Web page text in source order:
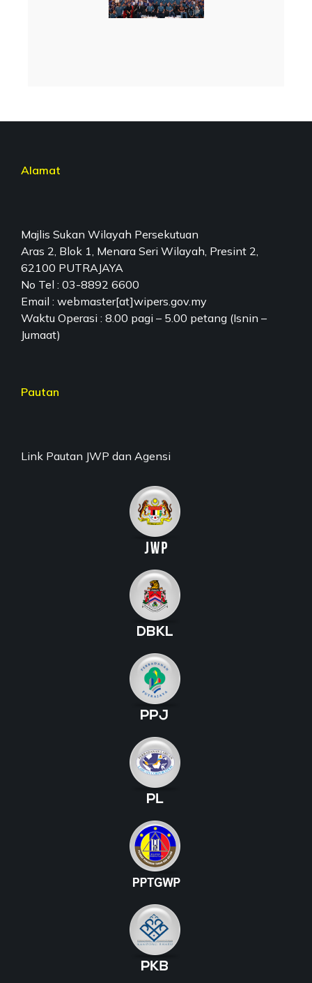
Alamat
Majlis Sukan Wilayah Persekutuan
Aras 2, Blok 1, Menara Seri Wilayah, Presint 2,
62100 PUTRAJAYA
No Tel : 03-8892 6600
Email : webmaster[at]wipers.gov.my
Waktu Operasi : 8.00 pagi – 5.00 petang (Isnin –
Jumaat)
Pautan
Link Pautan JWP dan Agensi